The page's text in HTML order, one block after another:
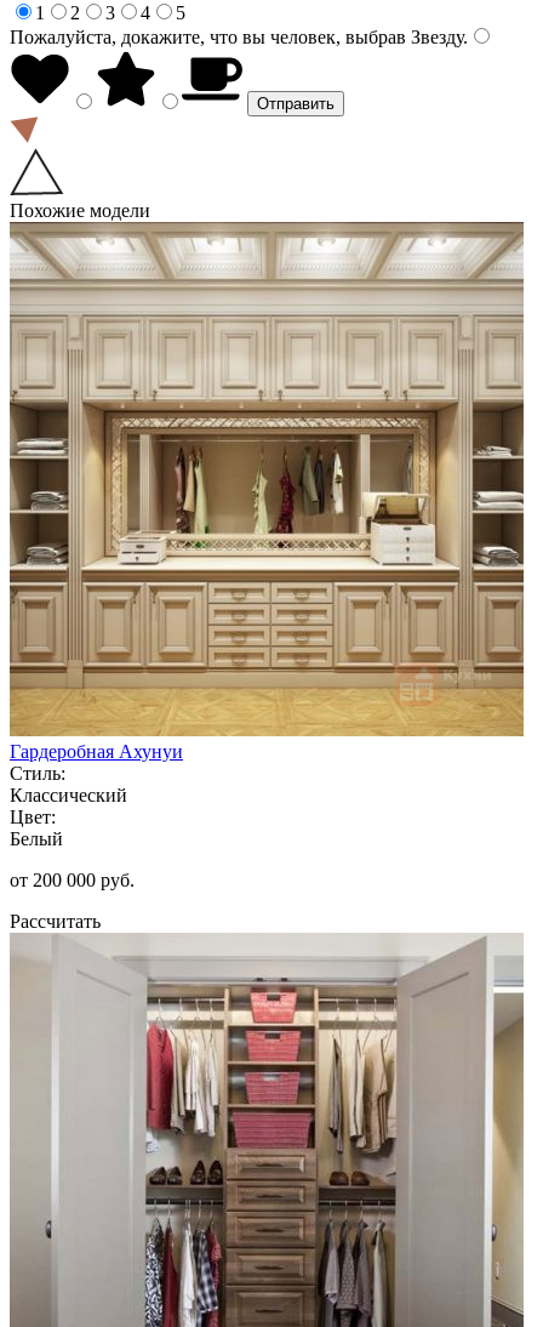
1
2 3 4
5
Пожалуйста, докажите, что вы человек, выбрав Звезду.
Похожие модели
Гардеробная Ахунуи
Стиль:
Классический
Цвет:
Белый
от 200 000 руб.
Рассчитать